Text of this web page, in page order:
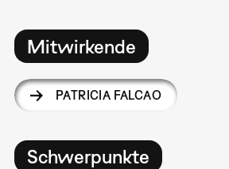
Mitwirkende
PATRICIA FALCAO
Schwerpunkte